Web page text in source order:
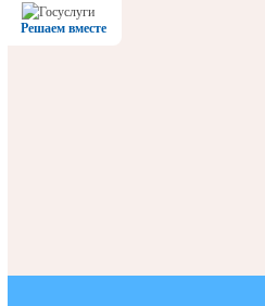
Решаем вместе